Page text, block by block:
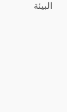
البيئة